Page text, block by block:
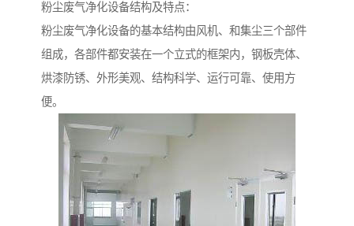
粉尘废气净化设备结构及特点：
粉尘废气净化设备的基本结构由风机、和集尘三个部件
组成，各部件都安装在一个立式的框架内，钢板壳体、
烘漆防锈、外形美观、结构科学、运行可靠、使用方
便。